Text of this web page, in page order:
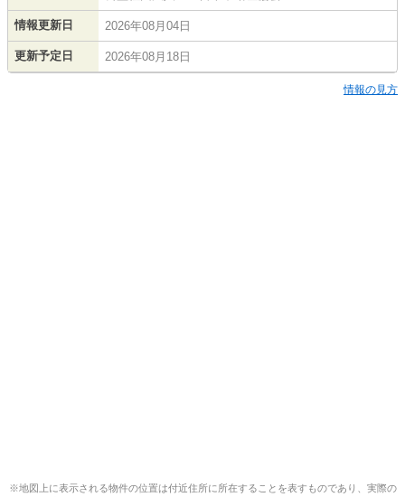
情報更新日 2026年08月04日
更新予定日 2026年08月18日
情報の見方
※地図上に表示される物件の位置は付近住所に所在することを表すものであり、実際の